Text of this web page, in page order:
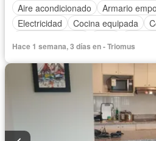
Aire acondicionado
Armario
Electricidad
Cocina equipada
Ascensor
Seguridad
Hace 1 semana, 3 días en - Triomus